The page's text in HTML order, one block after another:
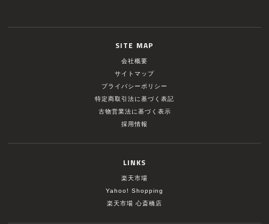
SITE MAP
会社概要
サイトマップ
プライバシーポリシー
特定商取引法に基づく表記
古物営業法に基づく表示
採用情報
LINKS
楽天市場
Yahoo! Shopping
楽天市場 心斎橋店